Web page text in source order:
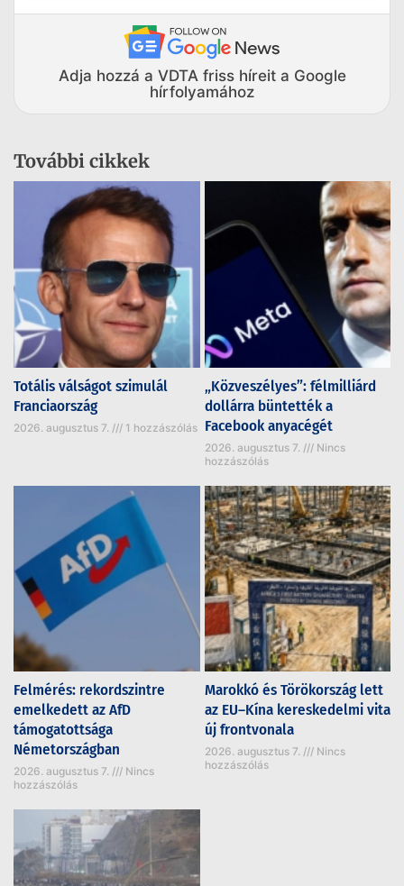
Adja hozzá a VDTA friss híreit a Google
hírfolyamához
További cikkek
Totális válságot szimulál
Franciaország
2026. augusztus 7. 1 hozzászólás
„Közveszélyes”: félmilliárd
dollárra büntették a
Facebook anyacégét
2026. augusztus 7.
Nincs
hozzászólás
Felmérés: rekordszintre
emelkedett az AfD
támogatottsága
Németországban
2026. augusztus 7.
Nincs
hozzászólás
Marokkó és Törökország lett
az EU–Kína kereskedelmi vita
új frontvonala
2026. augusztus 7.
Nincs
hozzászólás